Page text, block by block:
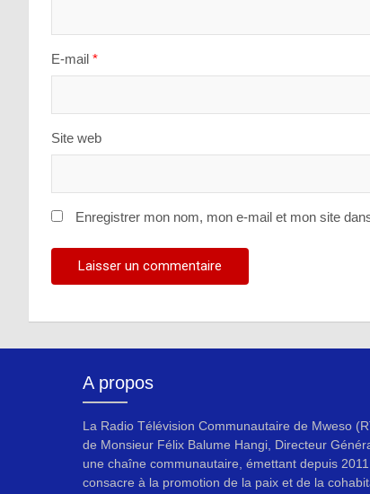
E-mail *
Site web
Enregistrer mon nom, mon e-mail et mon site
A propos
La Radio Télévision Communautaire de Mweso
de Monsieur Félix Balume Hangi, Directeur
une chaîne communautaire, émettant depuis
consacre à la promotion de la paix et de la